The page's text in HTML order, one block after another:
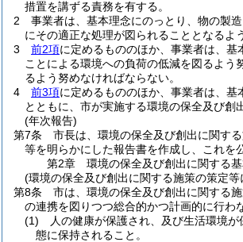
措置を講ずる責務を有する。
2
事業者は、基本理念にのっとり、物の製
にその適正な処理が図られることとなるよ
3
前2項に定めるもののほか、事業者は、
ことによる環境への負荷の低減を図るよ
るよう努めなければならない。
4
前3項に定めるもののほか、事業者は、
とともに、市が実施する環境の保全及び創
(年次報告)
第7条
市長は、環境の保全及び創出に関す
等を明らかにした報告書を作成し、これを
第2章
環境の保全及び創出に関する
(環境の保全及び創出に関する施策の策定
第8条
市は、環境の保全及び創出に関する
の連携を図りつつ総合的かつ計画的に行わ
(1)
人の健康が保護され、及び生活環境
態に保持されること。